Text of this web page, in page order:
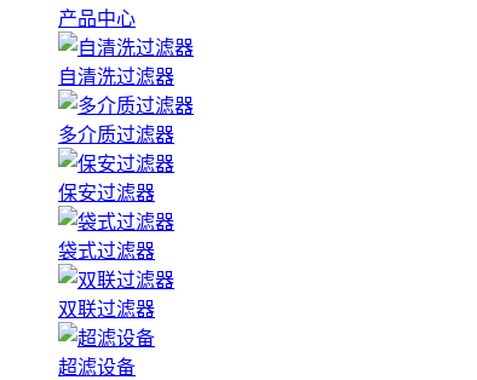
产品中心
自清洗过滤器
多介质过滤器
保安过滤器
袋式过滤器
双联过滤器
超滤设备